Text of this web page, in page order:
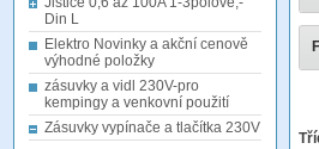
Din L
Elektro Novinky a akční cenově
výhodné položky
zásuvky a vidl 230V-pro
kempingy a venkovní použití
Zásuvky vypínače a tlačítka 230V